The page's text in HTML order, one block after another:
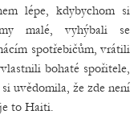
lépe, kdybychom si
malé, vyhýbali se
spotřebičům, vrátili
bohaté spořitele,
uvědomila, že zde není
to Haiti.